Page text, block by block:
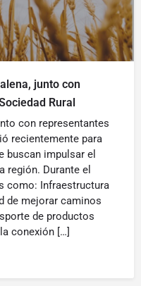
junto con
Rural
con representantes
recientemente para
buscan impulsar el
región. Durante el
como: Infraestructura
de mejorar caminos
de productos
conexión […]